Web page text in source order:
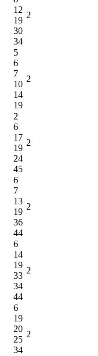
12
19
30
34
2
5
6
7
10
14
19
2
2
6
17
19
24
45
2
6
7
13
19
36
44
2
6
14
19
33
34
44
2
6
19
20
25
34
2